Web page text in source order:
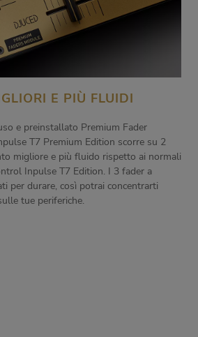
E PIÙ FLUIDI
e preinstallato Premium Fader
T7 Premium Edition scorre su 2
migliore e più fluido rispetto ai normali
Inpulse T7 Edition. I 3 fader a
per durare, così potrai concentrarti
tue periferiche.